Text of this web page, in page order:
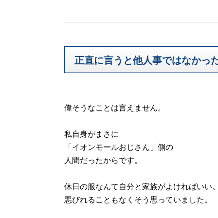
正直に言うと他人事ではなかっ
偉そうなことは言えません。
私自身がまさに
「イオンモールおじさん」側の
人間だったからです。
休日の服なんて自分と家族がよければいい
悪びれることもなくそう思っていました。